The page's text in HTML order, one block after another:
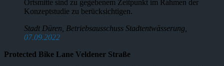
Ortsmitte sind zu gegebenem Zeitpunkt im Rahmen der
Konzeptstudie zu berücksichtigen.
Stadt Düren, Betriebsausschuss Stadtentwässerung,
07.09.2022
Protected Bike Lane Veldener Straße